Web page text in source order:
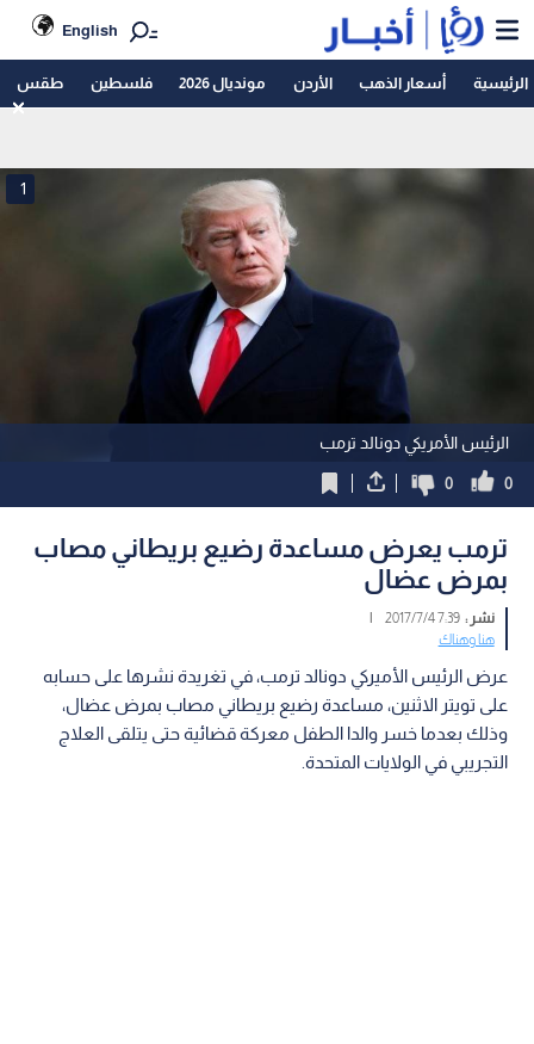
English
الرئيسية أسعار الذهب الأردن مونديال 2026 فلسطين طقس
الرئيس الأمريكي دونالد ترمب
1
0
0
ترمب يعرض مساعدة رضيع بريطاني مصاب
بمرض عضال
نشر :7:39 2017/7/4
|
هنا وهناك
عرض الرئيس الأميركي دونالد ترمب، في تغريدة نشرها على حسابه
على تويتر الاثنين، مساعدة رضيع بريطاني مصاب بمرض عضال،
وذلك بعدما خسر والدا الطفل معركة قضائية حتى يتلقى العلاج
التجريبي في الولايات المتحدة.